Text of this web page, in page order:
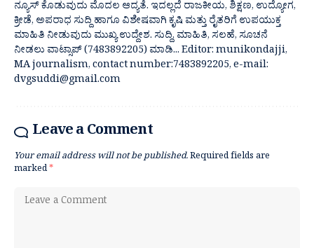
ನ್ಯೂಸ್ ಕೊಡುವುದು ಮೊದಲ ಆದ್ಯತೆ. ಇದಲ್ಲದೆ ರಾಜಕೀಯ, ಶಿಕ್ಷಣ, ಉದ್ಯೋಗ,
ಕ್ರೀಡೆ, ಅಪರಾಧ ಸುದ್ದಿ ಹಾಗೂ ವಿಶೇಷವಾಗಿ ಕೃಷಿ ಮತ್ತು ರೈತರಿಗೆ ಉಪಯುಕ್ತ
ಮಾಹಿತಿ ನೀಡುವುದು ಮುಖ್ಯ ಉದ್ದೇಶ. ಸುದ್ದಿ, ಮಾಹಿತಿ, ಸಲಹೆ, ಸೂಚನೆ
ನೀಡಲು ವಾಟ್ಸಾಪ್ (7483892205) ಮಾಡಿ... Editor: munikondajji,
MA journalism, contact number:7483892205, e-mail:
dvgsuddi@gmail.com
Leave a Comment
Your email address will not be published.Required fields are
marked*